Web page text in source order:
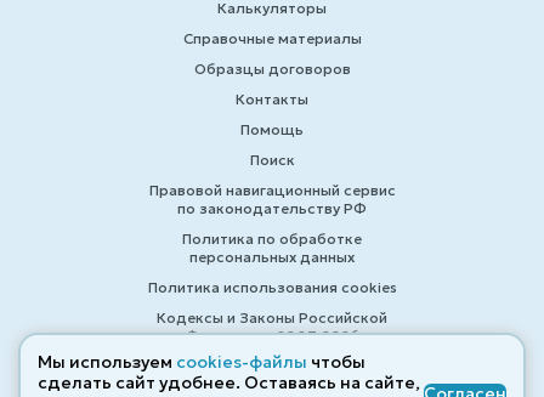
Калькуляторы
Справочные материалы
Образцы договоров
Контакты
Помощь
Поиск
Правовой навигационный сервис
по законодательству РФ
Политика по обработке
персональных данных
Политика использования cookies
Кодексы и Законы Российской
Федерации 2007-2026
Мы используем cookies-файлы чтобы
сделать сайт удобнее. Оставаясь на сайте,